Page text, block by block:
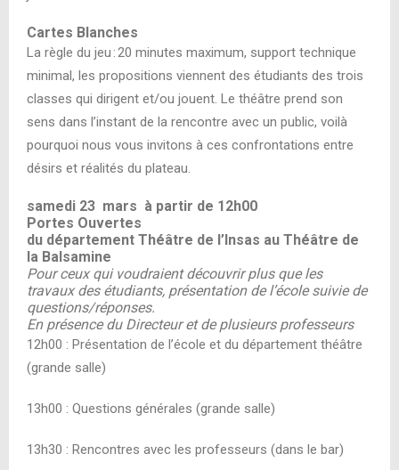
Cartes Blanches
La règle du jeu : 20 minutes maximum, support technique
minimal, les propositions viennent des étudiants des trois
classes qui dirigent et/ou jouent. Le théâtre prend son
sens dans l’instant de la rencontre avec un public, voilà
pourquoi nous vous invitons à ces confrontations entre
désirs et réalités du plateau.
samedi 23 mars à partir de 12h00
Portes Ouvertes
du département Théâtre de l’Insas au Théâtre de
la Balsamine
Pour ceux qui voudraient découvrir plus que les
travaux des étudiants, présentation de l’école suivie de
questions/réponses.
En présence du Directeur et de plusieurs professeurs
12h00 : Présentation de l’école et du département théâtre
(grande salle)
13h00 : Questions générales (grande salle)
13h30 : Rencontres avec les professeurs (dans le bar)